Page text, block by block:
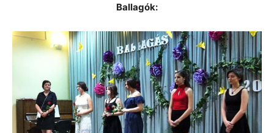
Ballagók: